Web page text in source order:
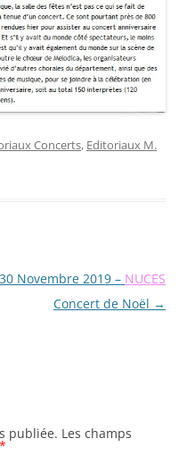
Concerts, Editoriaux M.
30 Novembre 2019 – NUCES
Concert de Noël →
publiée. Les champs
*